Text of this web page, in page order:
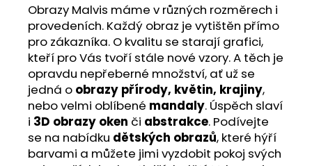
Obrazy Malvis máme v různých rozměrech i
provedeních. Každý obraz je vytištěn přímo
pro zákazníka. O kvalitu se starají grafici,
kteří pro Vás tvoří stále nové vzory. A těch je
opravdu nepřeberné množství, ať už se
jedná o obrazy přírody, květin, krajiny,
nebo velmi oblíbené mandaly. Úspěch slaví
i 3D obrazy oken či abstrakce. Podívejte
se na nabídku dětských obrazů, které hýří
barvami a můžete jimi vyzdobit pokoj svých